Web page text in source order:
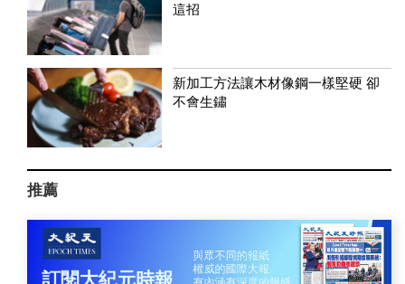
這招
新加工方法讓木材像鋼一樣堅硬 卻
不會生鏽
推薦